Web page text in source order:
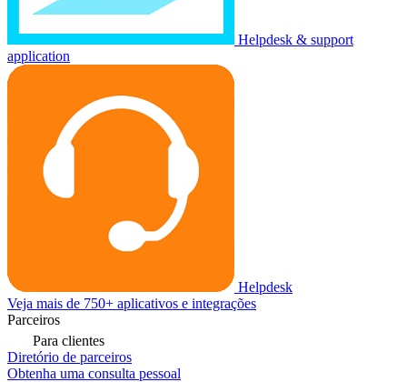
Helpdesk & support
application
Helpdesk
Veja mais de 750+ aplicativos e integrações
Parceiros
Para clientes
Diretório de parceiros
Obtenha uma consulta pessoal